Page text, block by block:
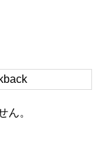
ん。